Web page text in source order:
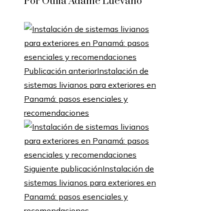
Publicación anteriorInstalación de
sistemas livianos para exteriores en
Panamá: pasos esenciales y
recomendaciones
Siguiente publicaciónInstalación de
sistemas livianos para exteriores en
Panamá: pasos esenciales y